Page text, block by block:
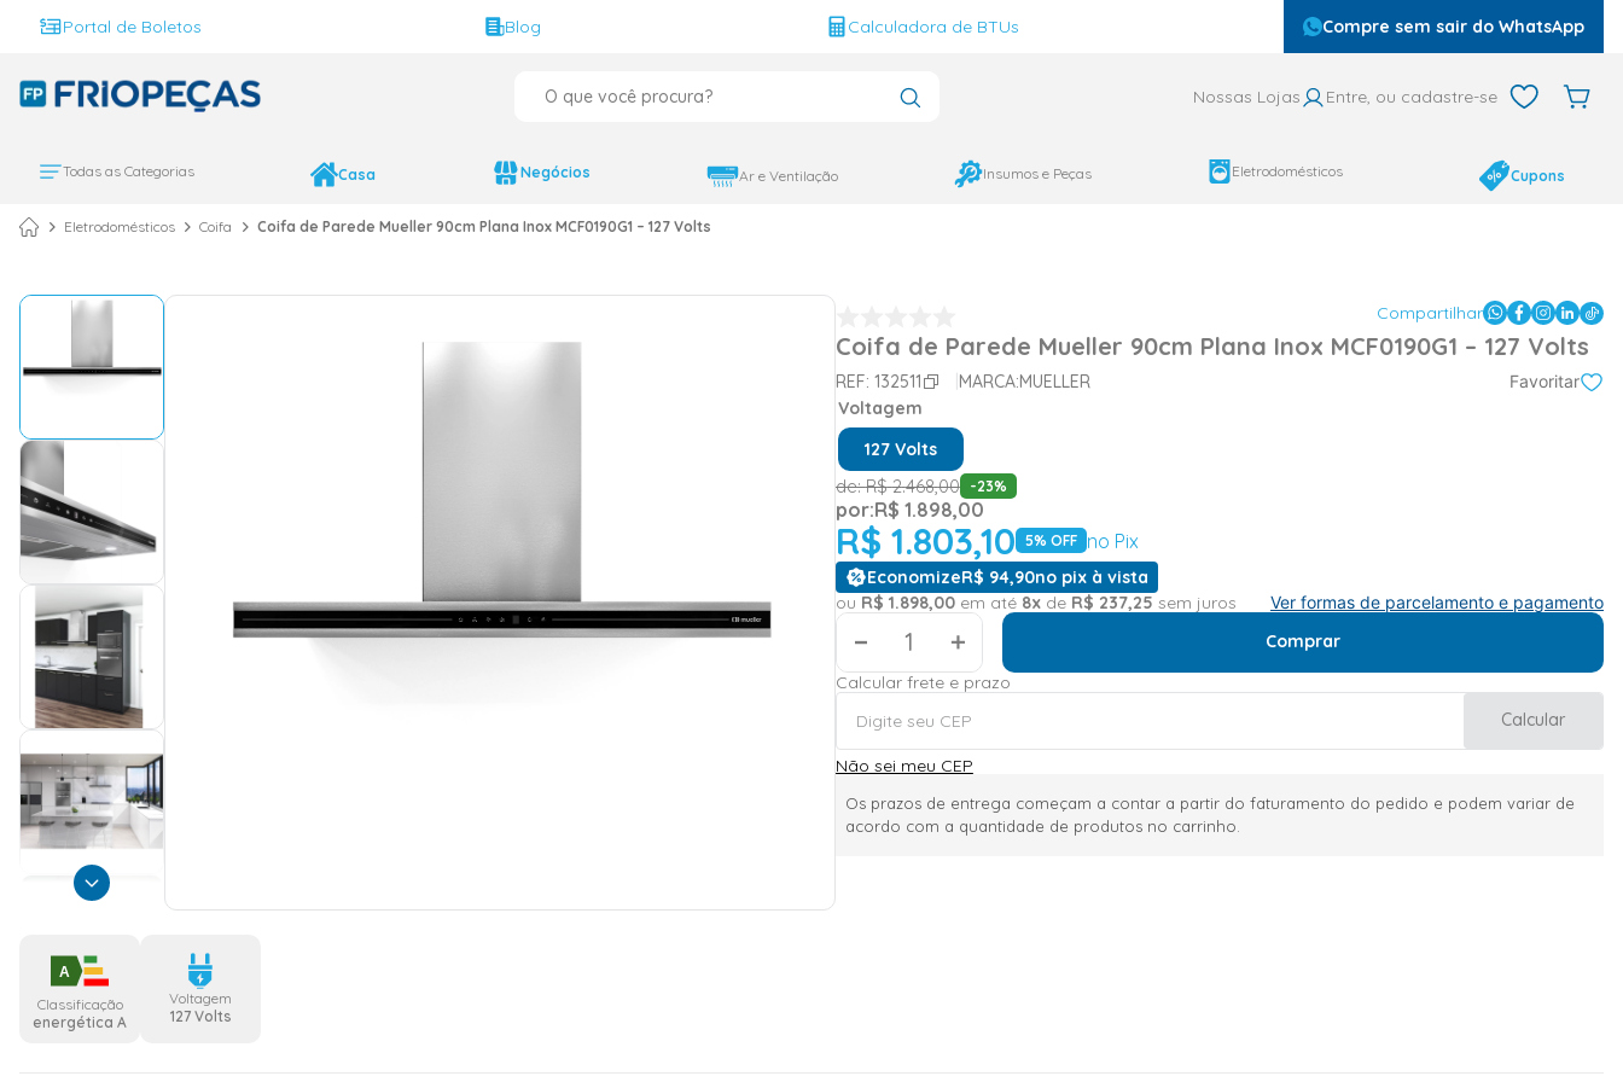
Portal de Boletos Blog Calculadora de BTUs Compre sem sair do WhatsApp
Nossas Lojas Entre, ou cadastre-se
Todas as Categorias Casa Negócios Ar e Ventilação Insumos e Peças Eletrodomésticos Cupons
Eletrodomésticos Coifa Coifa de Parede Mueller 90cm Plana Inox MCF0190G1 – 127 Volts
A
Classificação
energética A
Voltagem
127 Volts
Compartilhar
Coifa de Parede Mueller 90cm Plana Inox MCF0190G1 – 127 Volts
REF: 132511 MARCA:MUELLER Favoritar
Voltagem
127 Volts
de:R$ 2.468,00 -23%
por:R$ 1.898,00
R$ 1.803,10 5% OFF no Pix
EconomizeR$ 94,90no pix à vista
ou R$ 1.898,00em até 8xde R$ 237,25 sem juros Ver formas de parcelamento e pagamento
＋
Comprar
Calcular frete e prazo
Calcular
Não sei meu CEP
Os prazos de entrega começam a contar a partir do faturamento do pedido e podem variar de
acordo com a quantidade de produtos no carrinho.
ar condicionado 12000